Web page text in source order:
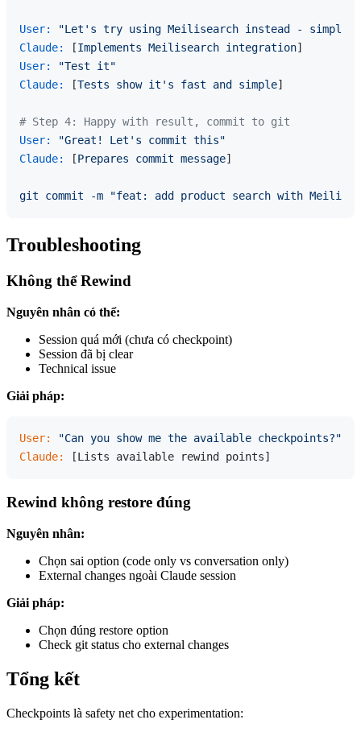
User:
"Let's try using Meilisearch instead - simpler
Claude:
[Implements Meilisearch integration
User:
"Test it"
Claude:
[Tests show it's fast and simple]
# Step 4: Happy with result, commit to git
User:
"Great! Let's commit this"
Claude:
[Prepares commit message]
git commit -m "feat: add product search with
Troubleshooting
Không thể Rewind
Nguyên nhân có thể:
Session quá mới (chưa có checkpoint)
Session đã bị clear
Technical issue
Giải pháp:
User:
"Can you show me the available checkpoints?"
Claude:
Rewind không restore đúng
Nguyên nhân:
Chọn sai option (code only vs conversation only)
External changes ngoài Claude session
Giải pháp:
Chọn đúng restore option
Check git status cho external changes
Tổng kết
Checkpoints là safety net cho experimentation: